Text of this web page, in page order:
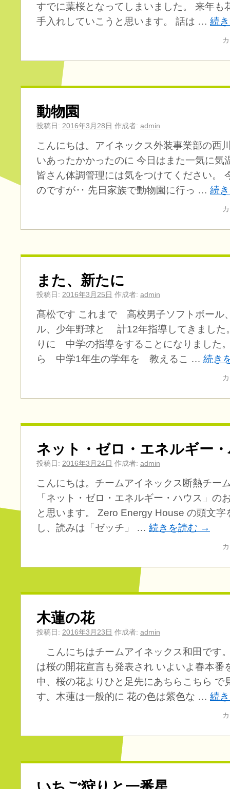
すでに葉桜となってしまいました。 来年も
手入れしていこうと思います。 話は … 続
動物園
投稿日: 2016年3月28日 作成者: admin
こんにちは。アイネックス外装事業部の西
いあったかかったのに 今日はまた一気に気
皆さん体調管理には気をつけてください。
のですが‥ 先日家族で動物園に行っ … 続
また、新たに
投稿日: 2016年3月25日 作成者: admin
髙松です これまで 高校男子ソフトボール
ル、少年野球と 計12年指導してきまし
りに 中学の指導をすることになりました
ら 中学1年生の学年を 教えるこ … 続き
ネット・ゼロ・エネルギー
投稿日: 2016年3月24日 作成者: admin
こんにちは。チームアイネックス断熱チー
「ネット・ゼロ・エネルギー・ハウス」の
と思います。 Zero Energy House の頭文
し、読みは「ゼッチ」 … 続きを読む →
木蓮の花
投稿日: 2016年3月23日 作成者: admin
こんにちはチームアイネックス和田です
は桜の開花宣言も発表され いよいよ春本
中、桜の花よりひと足先にあちらこちら で
す。木蓮は一般的に 花の色は紫色な … 続